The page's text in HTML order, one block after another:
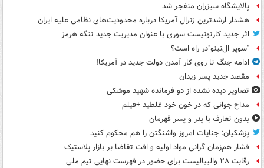
پالایشگاه سیزران منفجر شد
هشدار ارشدترین ژنرال آمریکا درباره محدودیت‌های نظامی علیه ایران
اثر جدید کارتونیست سوری با عنوان مدیریت جدید تنگه هرمز
"سوپر ال‌نینو"در راه است؟
ادامه جنگ تا روی کار آمدن دولت جدید در آمریکا!
مقصد جدید پسر زیدان
تصاویر دیده‌ نشده از دو فرمانده شهید موشکی
مداح جوانی که در خون خود غلطید +فیلم
بدون تعارف با پدر و پسر قهرمان
پزشکیان: جنایات امروز واشنگتن را هم محکوم کنید
فشار هم‌زمان گرانی مواد اولیه و افت تقاضا بر بازار پلاستیک
رقابت ۲۸ والیبالیست برای حضور در فهرست نهایی تیم ملی